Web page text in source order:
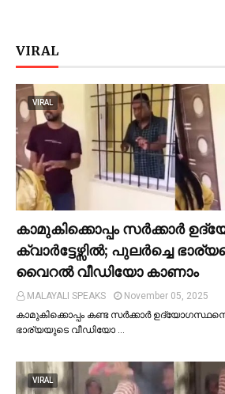
VIRAL
VIRAL
കാമുകിക്കൊപ്പം സര്‍ക്കാര്‍
ക്വാര്‍ട്ടേഴ്സില്‍; പുലര്‍ച്ചെ
വൈറല്‍ വീഡിയോ കാണാം
MALAYALI SPEAKS
November 05, 2025
കാമുകിക്കൊപ്പം കണ്ട സർക്കാർ ഉദ്യോഗസ്ഥനെ
ഭാര്യയുടെ വീഡിയോ …
VIRAL